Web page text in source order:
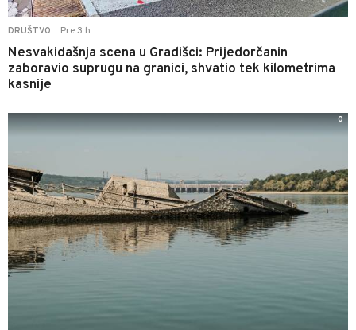
DRUŠTVO Pre 3 h
Nesvakidašnja scena u Gradišci: Prijedorčanin
zaboravio suprugu na granici, shvatio tek kilometrima
kasnije
0